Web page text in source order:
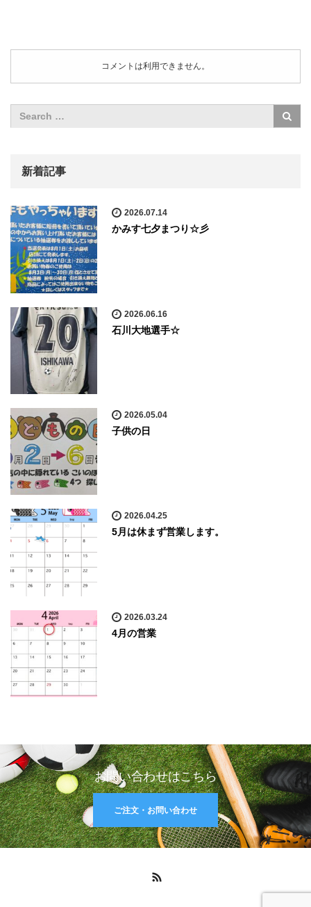
コメントは利用できません。
新着記事
2026.07.14
かみす七夕まつり☆彡
2026.06.16
石川大地選手☆
2026.05.04
子供の日
2026.04.25
5月は休まず営業します。
2026.03.24
4月の営業
お問い合わせはこちら
ご注文・お問い合わせ